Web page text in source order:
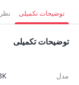
3,132,000 تومان.
توضیحات تکمیلی
توضیحات تکمیلی
مدل